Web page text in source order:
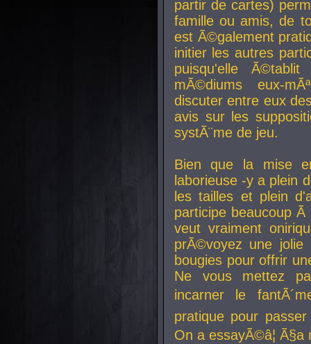
partir de cartes)
famille ou amis, de
est Ã©galement
initier les autres
puisqu'elle
mÃ©diums eux-
discuter entre eux
avis sur les
systÃ¨me de jeu.
Bien que la mise
laborieuse -y a plein
les tailles et plein
participe beaucoup
veut vraiment
prÃ©voyez une
bougies pour offrir
Ne vous mettez
incarner le
pratique pour
On a essayÃ©â¦